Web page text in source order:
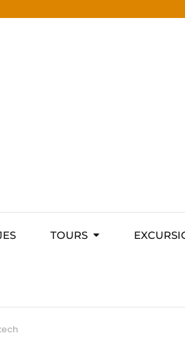
TOURS